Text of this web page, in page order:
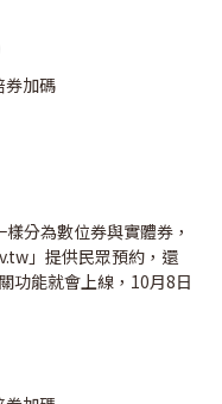
分為數位券與實體券，
」提供民眾預約，還
功能就會上線，10月8日